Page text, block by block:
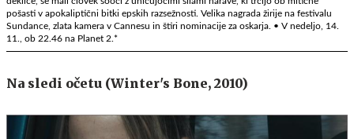
pošasti v apokaliptični bitki epskih razsežnosti. Velika nagrada žirije na festivalu
Sundance, zlata kamera v Cannesu in štiri nominacije za oskarja. • V nedeljo, 14.
11., ob 22.46 na Planet 2.*
Na sledi očetu (Winter's Bone, 2010)